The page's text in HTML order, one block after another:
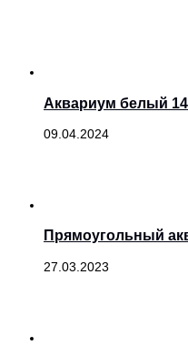
Аквариум белый
09.04.2024
Прямоугольный
27.03.2023